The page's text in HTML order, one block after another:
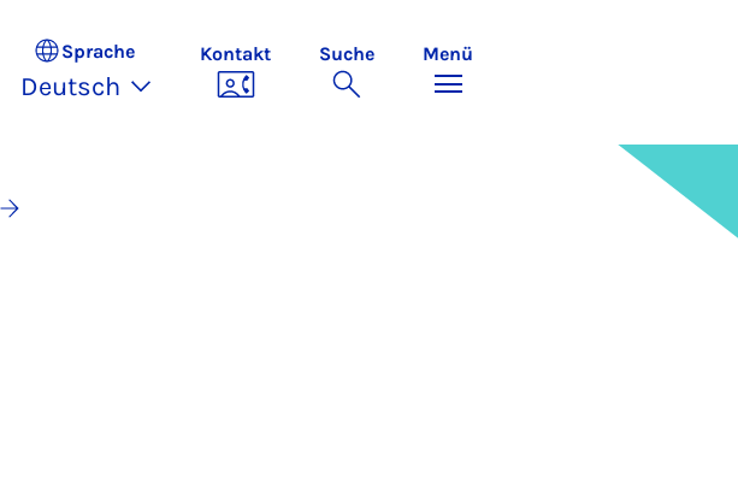
Sprache
Deutsch
Kontakt Suche Menü